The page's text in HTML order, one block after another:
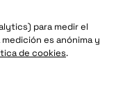
para medir el
es anónima y
de cookies.